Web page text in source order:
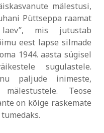
mälestusi,
Püttseppa raamat
mis jutustab
eest lapse silmade
1944. aasta sügisel
sugulastele.
paljude inimeste,
Teose
on kõige raskemate